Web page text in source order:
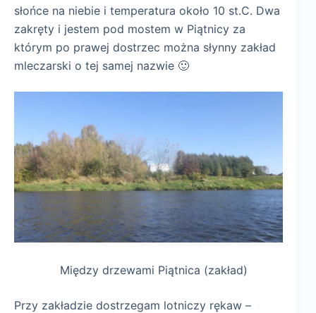
słońce na niebie i temperatura około 10 st.C. Dwa
zakręty i jestem pod mostem w Piątnicy za
którym po prawej dostrzec można słynny zakład
mleczarski o tej samej nazwie 🙂
Między drzewami Piątnica (zakład)
Przy zakładzie dostrzegam lotniczy rękaw –